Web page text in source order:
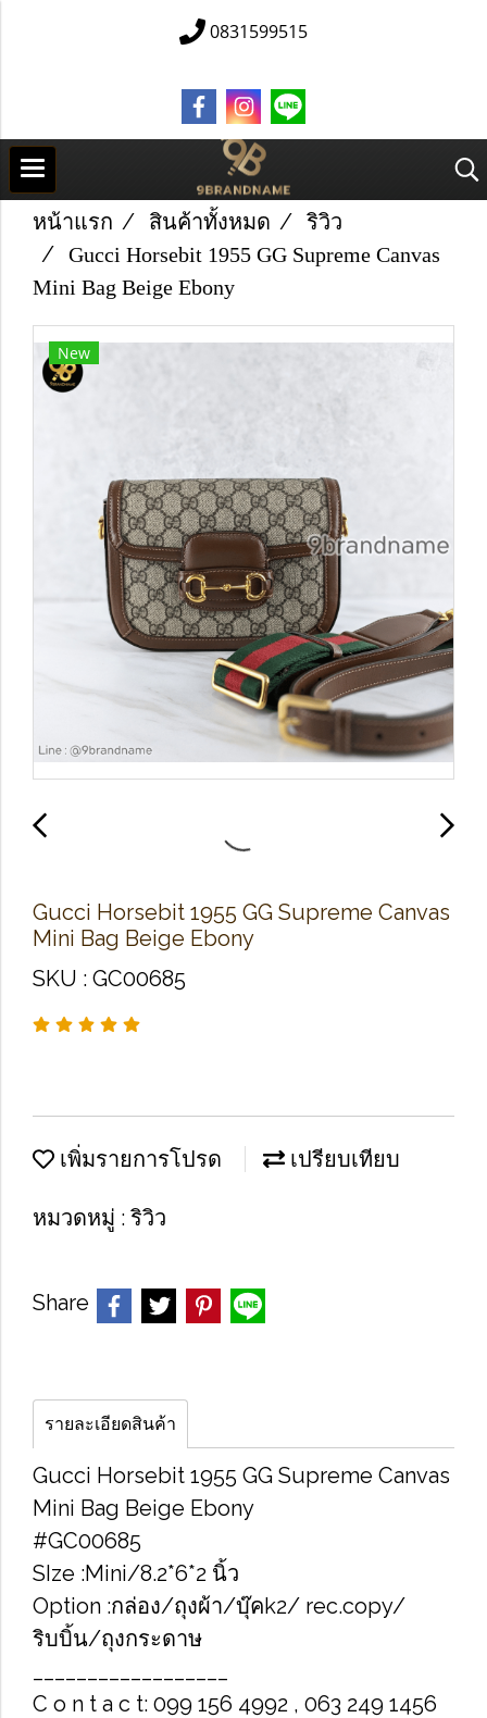
0831599515
หน้าแรก สินค้าทั้งหมด
ริวิว
Gucci Horsebit 1955 GG Supreme Canvas
Mini Bag Beige Ebony
New
Gucci Horsebit 1955 GG Supreme Canvas
Mini Bag Beige Ebony
SKU : GC00685
เพิ่มรายการโปรด เปรียบเทียบ
หมวดหมู่ : ริวิว
Share
รายละเอียดสินค้า
Gucci Horsebit 1955 GG Supreme Canvas
Mini Bag Beige Ebony
#GC00685
SIze :Mini/8.2*6*2 นิ้ว
Option :กล่อง/ถุงผ้า/บุ๊คk2/ rec.copy/
ริบบิ้น/ถุงกระดาษ
C o n t a c t: 099 156 4992 , 063 249 1456